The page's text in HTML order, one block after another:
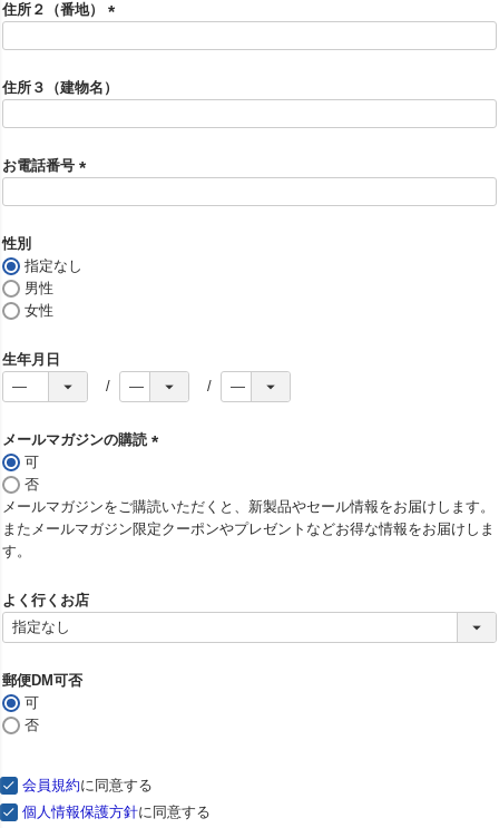
)
住所２（番地）
須
)
住所３（建物名）
お電話番号
性別
指定なし
男性
女性
生年月日
メールマガジンの購読
須
)
可
否
メールマガジンをご購読いただくと、新製品やセール情報をお届けします。
またメールマガジン限定クーポンやプレゼントなどお得な情報をお届けしま
す。
よく行くお店
郵便DM可否
可
否
会員規約に同意する
個人情報保護方針に同意する